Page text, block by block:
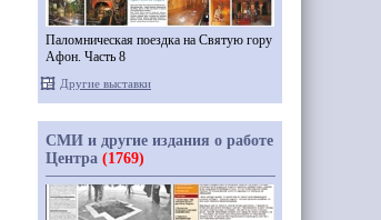
Паломническая поездка на Святую гору
Афон. Часть 8
Другие выставки
СМИ и другие издания о работе
Центра (1769)